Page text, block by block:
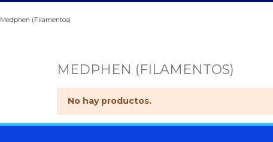
Medphen (Filamentos)
MEDPHEN (FILAMENTOS)
No hay productos.